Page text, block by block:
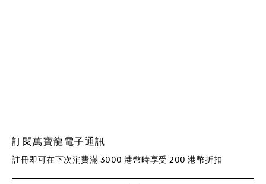
訂閱萬寶龍電子通訊
註冊即可在下次消費滿 3000 港幣時享受 200 港幣折扣